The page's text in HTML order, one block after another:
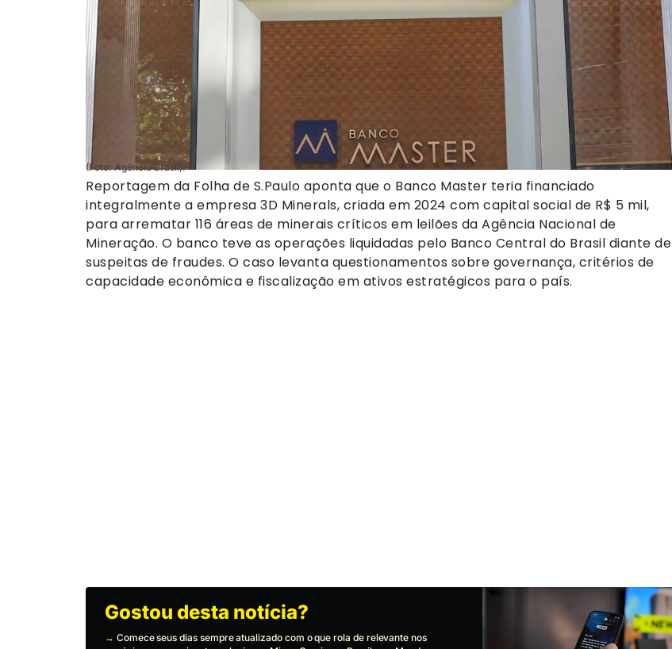
(Foto: Agência Brasil).
Reportagem da Folha de S.Paulo aponta que o Banco Master teria financiado
integralmente a empresa 3D Minerals, criada em 2024 com capital social de R$ 5 mil,
para arrematar 116 áreas de minerais críticos em leilões da Agência Nacional de
Mineração. O banco teve as operações liquidadas pelo Banco Central do Brasil diante de
suspeitas de fraudes. O caso levanta questionamentos sobre governança, critérios de
capacidade econômica e fiscalização em ativos estratégicos para o país.
Gostou desta notícia?
→ Comece seus dias sempre atualizado com o que rola de relevante nos